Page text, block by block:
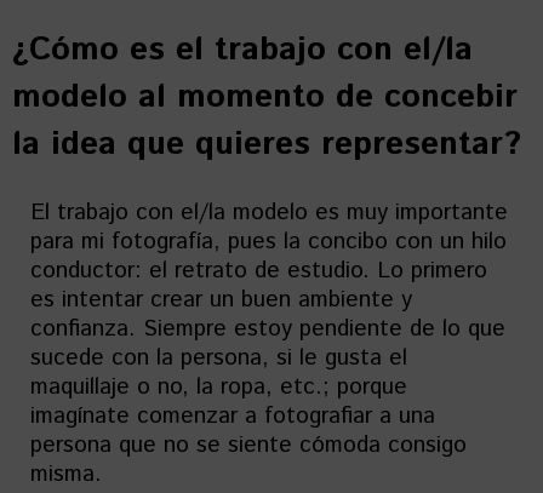
¿Cómo es el trabajo con el/la
modelo al momento de concebir
la idea que quieres representar?
El trabajo con el/la modelo es muy importante
para mi fotografía, pues la concibo con un hilo
conductor: el retrato de estudio. Lo primero
es intentar crear un buen ambiente y
confianza. Siempre estoy pendiente de lo que
sucede con la persona, si le gusta el
maquillaje o no, la ropa, etc.; porque
imagínate comenzar a fotografiar a una
persona que no se siente cómoda consigo
misma.